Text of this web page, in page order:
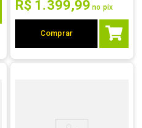
R$ 1 .399,99 no pix
Comprar